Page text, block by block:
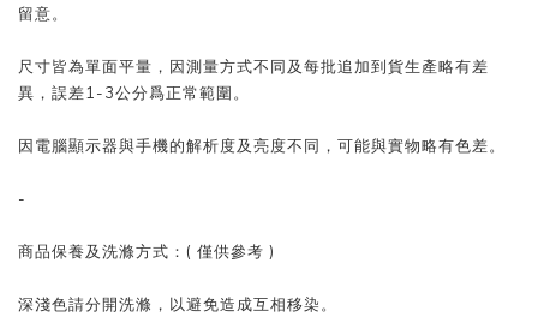
留意。
尺寸皆為單面平量，因測量方式不同及每批追加到貨生產略有差
異，誤差1-3公分爲正常範圍。
因電腦顯示器與手機的解析度及亮度不同，可能與實物略有色差。
-
商品保養及洗滌方式：( 僅供參考 )
深淺色請分開洗滌，以避免造成互相移染。